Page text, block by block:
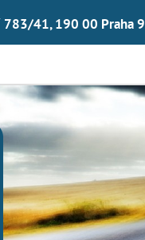
783/41, 190 00 Praha 9